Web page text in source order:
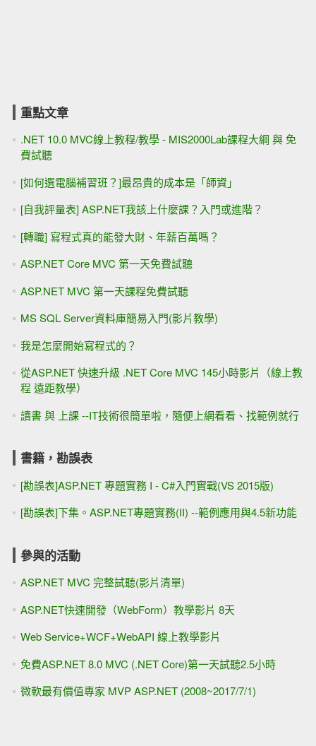
重點文章
.NET 10.0 MVC線上教程/教學 - MIS2000Lab課程大綱 與 免
費試聽
[如何選電腦補習班？]最昂貴的成本是「師資」
[自我評量表] ASP.NET我該上什麼課？入門或進階？
[轉職] 寫程式真的能發大財、年薪百萬嗎？
ASP.NET Core MVC 第一天免費試聽
ASP.NET MVC 第一天課程免費試聽
MS SQL Server資料庫簡易入門(影片教學)
我是怎麼開始寫程式的？
從ASP.NET 快速升級 .NET Core MVC 145小時影片（線上教
程 遠距教學）
讀書 與 上課 --IT技術很簡單啦，隨便上網看看、找範例就行
書籍，勘誤表
[勘誤表]ASP.NET 專題實務 I - C#入門實戰(VS 2015版)
[勘誤表]下集。ASP.NET專題實務(II) --範例應用與4.5新功能
參與的活動
ASP.NET MVC 完整試聽(影片清單)
ASP.NET快速開發（WebForm）教學影片 8天
Web Service+WCF+WebAPI 線上教學影片
免費ASP.NET 8.0 MVC (.NET Core)第一天試聽2.5小時
微軟最有價值專家 MVP ASP.NET (2008~2017/7/1)